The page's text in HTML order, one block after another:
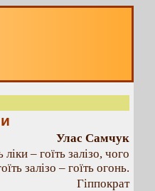
Улас Самчук
– гоїть залізо, чого
залізо – гоїть огонь.
Гіппократ